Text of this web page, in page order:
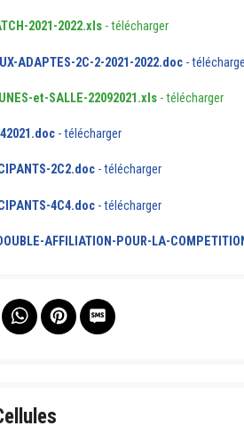
2021-2022.xls-télécharger
ADAPTES-2C-2-2021-2022.doc-
et-SALLE-22092021.xls-télécharger
-télécharger
2C2.doc-télécharger
4C4.doc-télécharger
AFFILIATION-POUR-LA-